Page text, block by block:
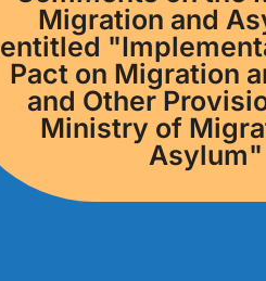
Migration and
entitled
Pact on Migration
and Other
Ministry of
Asylum"